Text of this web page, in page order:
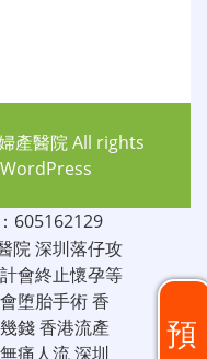
預
產醫院All rights
WordPress
605162129
院深圳落仔攻
會終止懷孕等
堕胎手術香
錢香港流產
痛人流深圳